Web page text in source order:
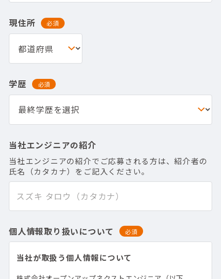
現住所 必須
学歴 必須
当社エンジニアの紹介
当社エンジニアの紹介でご応募される方は、紹介者の
氏名（カタカナ）をご記入ください。
個人情報取り扱いについて 必須
当社が取扱う個人情報について